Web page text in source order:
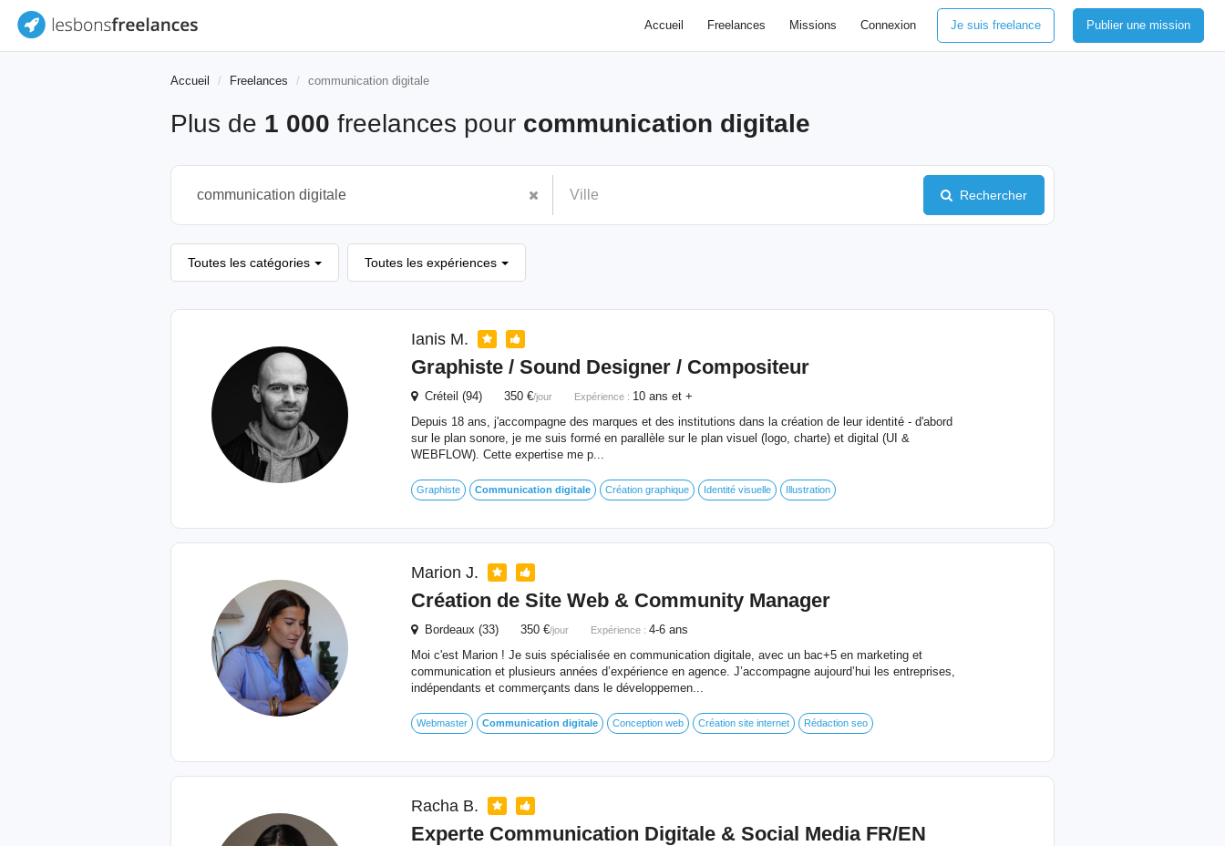
Accueil Freelances Missions Connexion Je suis freelance Publier une mission
Accueil Freelances communication digitale
Plus de 1 000 freelances pour communication digitale
Rechercher
Toutes les catégories Toutes les expériences
Ianis M.
Graphiste / Sound Designer / Compositeur
Créteil (94) 350 €/jour Expérience : 10 ans et +
Depuis 18 ans, j'accompagne des marques et des institutions dans la création de leur identité - d'abord
sur le plan sonore, je me suis formé en parallèle sur le plan visuel (logo, charte) et digital (UI &
WEBFLOW). Cette expertise me p...
Graphiste Communication digitale Création graphique Identité visuelle Illustration
Marion J.
Création de Site Web & Community Manager
Bordeaux (33) 350 €/jour Expérience : 4-6 ans
Moi c'est Marion ! Je suis spécialisée en communication digitale, avec un bac+5 en marketing et
communication et plusieurs années d’expérience en agence. J’accompagne aujourd’hui les entreprises,
indépendants et commerçants dans le développemen...
Webmaster Communication digitale Conception web Création site internet Rédaction seo
Racha B.
Experte Communication Digitale& Social Media FR/EN